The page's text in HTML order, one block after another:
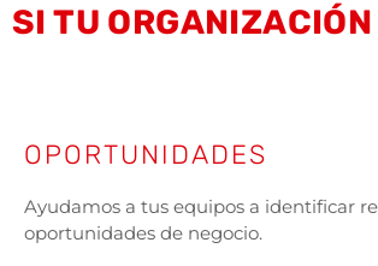
SI TU
OPORTUNIDADES
Ayudamos a tus equipos a identificar
oportunidades de negocio.